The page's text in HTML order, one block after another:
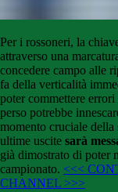
Per i rossoneri, la
attraverso una
concedere campo alle
fa della verticalità
poter commettere
perso potrebbe
momento cruciale
ultime uscite sarà
già dimostrato di poter
campionato. <<<
CHANNEL >>>